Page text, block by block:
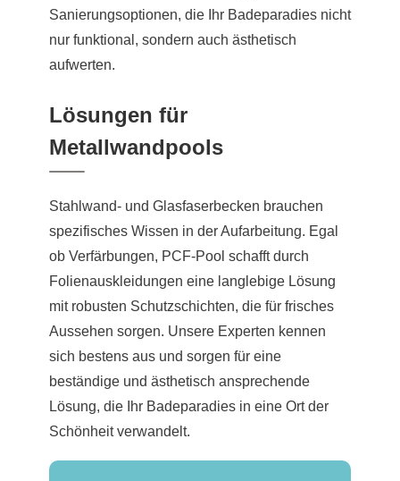
Sanierungsoptionen, die Ihr Badeparadies nicht
nur funktional, sondern auch ästhetisch
aufwerten.
Lösungen für
Metallwandpools
Stahlwand- und Glasfaserbecken brauchen
spezifisches Wissen in der Aufarbeitung. Egal
ob Verfärbungen, PCF-Pool schafft durch
Folienauskleidungen eine langlebige Lösung
mit robusten Schutzschichten, die für frisches
Aussehen sorgen. Unsere Experten kennen
sich bestens aus und sorgen für eine
beständige und ästhetisch ansprechende
Lösung, die Ihr Badeparadies in eine Ort der
Schönheit verwandelt.